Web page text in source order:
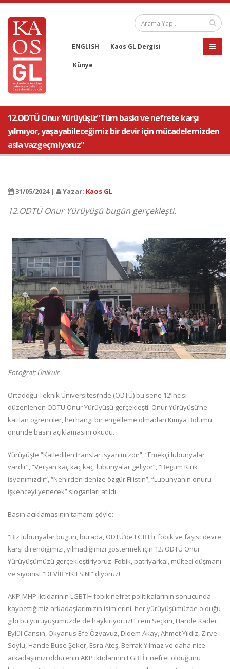
ENGLISH Kaos GL Dergisi
Künye
12.ODTÜ Onur Yürüyüşü:"Tüm baskı ve nefrete karşı
yılmıyor, yaşayabileceğimiz bir devir için mücadelemizden
asla vazgeçmiyoruz"
31/05/2024 | Yazar: Kaos GL
12.ODTÜ Onur Yürüyüşü bugün gerçekleşti.
Fotoğraf: Ünikuir
Ortadoğu Teknik Üniversitesi’nde (ODTÜ) bu sene 12’incisi
düzenlenen ODTÜ Onur Yürüyüşü gerçekleşti. Onur Yürüyüşü’ne
katılan öğrenciler, herhangi bir engelleme olmadan Kimya Bölümü
önünde basın açıklamasını okudu.
Yürüyüşte “Katledilen translar isyanımızdır”, “Emekçi lubunyalar
vardır”, “Verşan kaç kaç kaç, lubunyalar geliyor”, “Begüm Kırık
isyanımızdır”, “Nehirden denize özgür Filistin”, “Lubunyanın onuru
işkenceyi yenecek” sloganları atıldı.
Basın açıklamasının tamamı şöyle:
“Biz lubunyalar bugün, burada, ODTÜ’de LGBTİ+ fobik ve faşist devre
karşı direndiğimizi, yılmadığımızı göstermek için 12. ODTÜ Onur
Yürüyüşümüzü gerçekleştiriyoruz. Fobik, patriyarkal, mülteci düşmanı
ve siyonist “DEVİR YIKILSIN!” diyoruz!
AKP-MHP iktidarının LGBTİ+ fobik nefret politikalarının sonucunda
kaybettiğimiz arkadaşlarımızın isimlerini, her yürüyüşümüzde olduğu
gibi bu yürüyüşümüzde de haykırıyoruz! Ecem Seçkin, Hande Kader,
Eylül Cansın, Okyanus Efe Özyavuz, Didem Akay, Ahmet Yıldız, Zirve
Soylu, Hande Buse Şeker, Esra Ateş, Berrak Yılmaz ve daha nice
arkadaşımızı öldürenin AKP iktidarının LGBTİ+ nefret olduğunu